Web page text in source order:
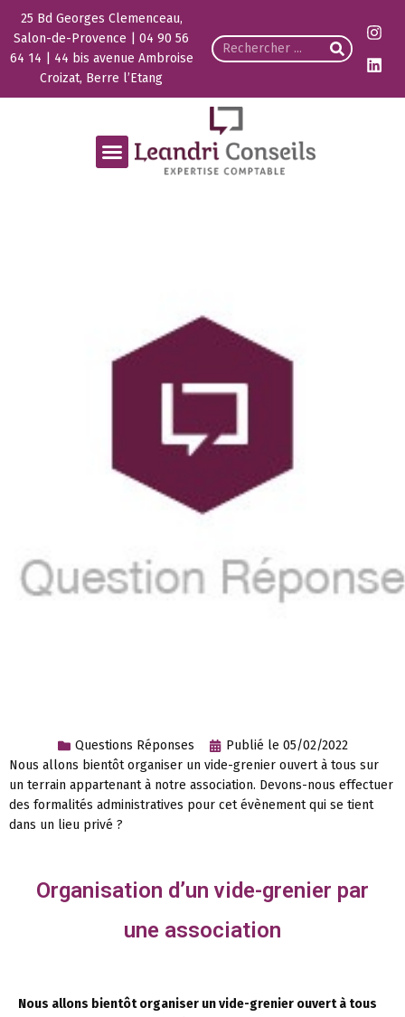
25 Bd Georges Clemenceau,
Salon-de-Provence | 04 90 56
64 14 | 44 bis avenue Ambroise
Croizat, Berre l’Etang
Questions Réponses Publié le 05/02/2022
Nous allons bientôt organiser un vide-grenier ouvert à tous sur
un terrain appartenant à notre association. Devons-nous effectuer
des formalités administratives pour cet évènement qui se tient
dans un lieu privé ?
Organisation d’un vide-grenier par
une association
Nous allons bientôt organiser un vide-grenier ouvert à tous